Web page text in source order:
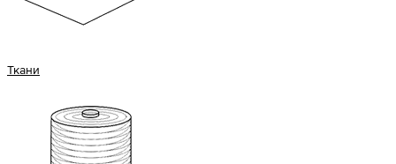
Ткани